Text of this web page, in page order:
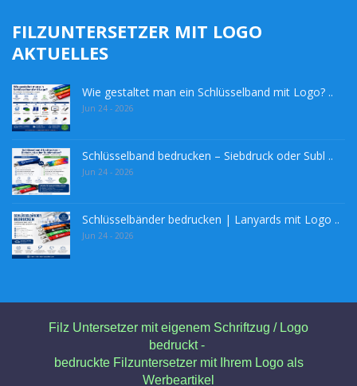
FILZUNTERSETZER MIT LOGO
AKTUELLES
Wie gestaltet man ein Schlüsselband mit Logo? ..
Jun 24 - 2026
Schlüsselband bedrucken – Siebdruck oder Subl ..
Jun 24 - 2026
Schlüsselbänder bedrucken | Lanyards mit Logo ..
Jun 24 - 2026
Filz Untersetzer mit eigenem Schriftzug / Logo
bedruckt -
bedruckte Filzuntersetzer mit Ihrem Logo als
Werbeartikel